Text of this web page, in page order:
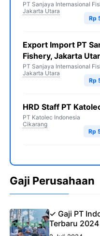
PT Sanjaya Internasional
Jakarta Utara
Rp
Export Import PT
Fishery, Jakarta
PT Sanjaya Internasional
Jakarta Utara
Rp
HRD Staff PT
PT Katolec Indonesia
Cikarang
Rp
Gaji Perusahaan
✓ Gaji PT
Terbaru 2024